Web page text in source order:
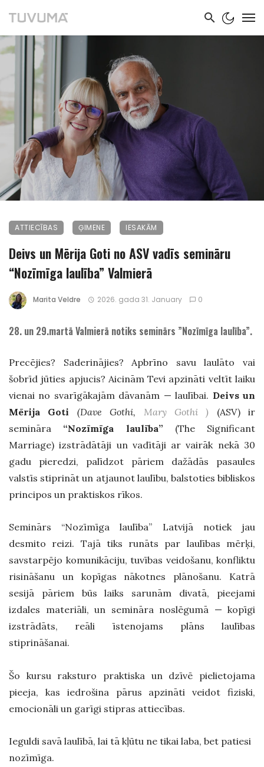
ATTIECĪBAS ĢIMENE IESAKĀM
Deivs un Mērija Goti no ASV vadīs semināru
“Nozīmīga laulība” Valmierā
Marita Veldre 2026. gada 31. January 0
28. un 29.martā Valmierā notiks seminārs ”Nozīmīga laulība”.
Precējies? Saderinājies? Apbrīno savu laulāto vai
šobrīd jūties apjucis? Aicinām Tevi apzināti veltīt laiku
vienai no svarīgākajām dāvanām — laulībai. Deivs un
Mērija Goti
(Dave Gothi, Mary Gothi ) (ASV) ir
semināra “Nozīmīga laulība” (The Significant
Marriage) izstrādātāji un vadītāji ar vairāk nekā 30
gadu pieredzi, palīdzot pāriem dažādās pasaules
valstīs stiprināt un atjaunot laulību, balstoties bibliskos
principos un praktiskos rīkos.
Seminārs “Nozīmīga laulība” Latvijā notiek jau
desmito reizi. Tajā tiks runāts par laulības mērķi,
savstarpējo komunikāciju, tuvības veidošanu, konfliktu
risināšanu un kopīgas nākotnes plānošanu. Katrā
sesijā pāriem būs laiks sarunām divatā, pieejami
izdales materiāli, un semināra noslēgumā — kopīgi
izstrādāts, reāli īstenojams plāns laulības
stiprināšanai.
Šo kursu raksturo praktiska un dzīvē pielietojama
pieeja, kas iedrošina pārus apzināti veidot fiziski,
emocionāli un garīgi stipras attiecības.
Ieguldi savā laulībā, lai tā kļūtu ne tikai laba, bet patiesi
nozīmīga.